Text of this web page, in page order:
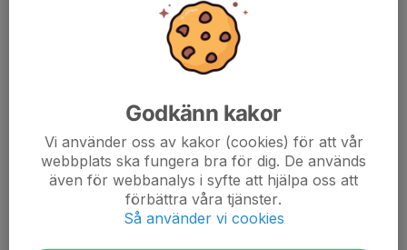
Rikard Grönblad
spikatoklart@gmail.com
Nicklas Strömstedt
Lagledare / Tränare
070-577 74 36
nicklas.stromstedt@gmail.com
Godkänn kakor
Vi använder oss av kakor (cookies) för att vår
webbplats ska fungera bra för dig. De används
även för webbanalys i syfte att hjälpa oss att
förbättra våra tjänster.
Så använder vi cookies